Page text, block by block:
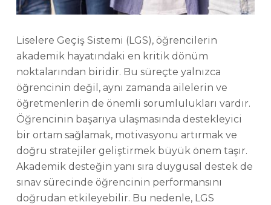
Liselere Geçiş Sistemi (LGS), öğrencilerin
akademik hayatındaki en kritik dönüm
noktalarından biridir. Bu süreçte yalnızca
öğrencinin değil, aynı zamanda ailelerin ve
öğretmenlerin de önemli sorumlulukları vardır.
Öğrencinin başarıya ulaşmasında destekleyici
bir ortam sağlamak, motivasyonu artırmak ve
doğru stratejiler geliştirmek büyük önem taşır.
Akademik desteğin yanı sıra duygusal destek de
sınav sürecinde öğrencinin performansını
doğrudan etkileyebilir. Bu nedenle, LGS